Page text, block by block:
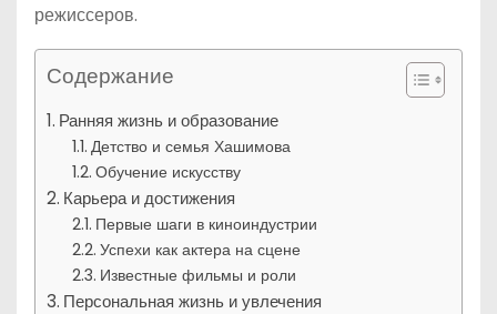
режиссеров.
Содержание
Ранняя жизнь и образование
Детство и семья Хашимова
Обучение искусству
Карьера и достижения
Первые шаги в киноиндустрии
Успехи как актера на сцене
Известные фильмы и роли
Персональная жизнь и увлечения